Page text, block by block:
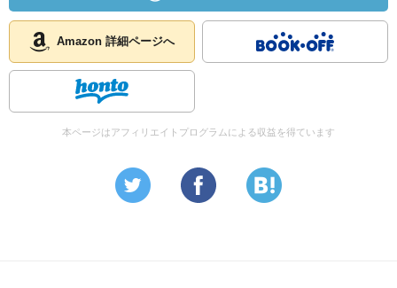
Amazon 詳細ページへ
本ページはアフィリエイトプログラムによる収益を得ています